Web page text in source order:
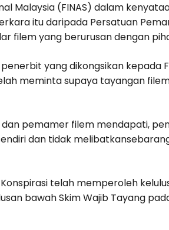
Malaysia (FINAS) dalam
itu daripada Persatuan
filem yang berurusan dengan
yang dikongsikan kepada
meminta supaya tayangan
dan pemamer filem mendapati,
dan tidak
telah memperoleh
bawah Skim Wajib Tayang